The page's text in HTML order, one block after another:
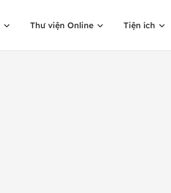
Thư viện Online Tiện ích